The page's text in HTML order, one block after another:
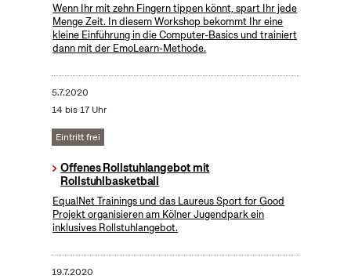
Wenn Ihr mit zehn Fingern tippen könnt, spart Ihr jede
Menge Zeit. In diesem Workshop bekommt Ihr eine
kleine Einführung in die Computer-Basics und trainiert
dann mit der EmoLearn-Methode.
5.7.2020
14 bis 17 Uhr
Eintritt frei
Offenes Rollstuhlangebot mit
Rollstuhlbasketball
EqualNet Trainings und das Laureus Sport for Good
Projekt organisieren am Kölner Jugendpark ein
inklusives Rollstuhlangebot.
19.7.2020